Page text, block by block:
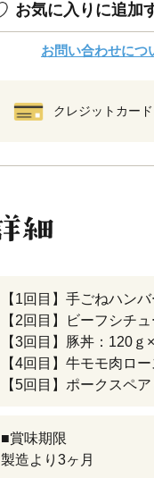
お気に入りに追加
お問い合わせにつ
クレジットカード
【1回目】手ごねハン
【2回目】ビーフシチ
【3回目】豚丼：120ｇ
【4回目】牛モモ肉ロ
【5回目】ポークスペ
■賞味期限
製造より3ヶ月